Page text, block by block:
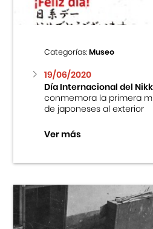
Categorías:Museo
19/06/2020
Día Internacional del
conmemora la primera
de japoneses al exterior
Ver más